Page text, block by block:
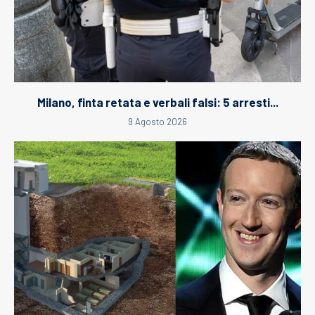
Milano, finta retata e verbali falsi: 5 arresti...
9 Agosto 2026